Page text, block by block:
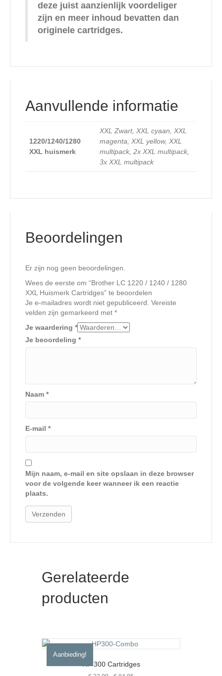
deze juist aanzienlijk voordeliger
zijn en meer inhoud bevatten dan
originele cartridges.
Aanvullende informatie
1220/1240/1280
XXL huismerk
XXL Zwart, XXL cyaan, XXL
magenta, XXL yellow, XXL
multipack, 2x XXL multipack,
3x XXL multipack
Beoordelingen
Er zijn nog geen beoordelingen.
Wees de eerste om “Brother LC 1220 / 1240 / 1280
XXL Huismerk Cartridges” te beoordelen
Je e-mailadres wordt niet gepubliceerd. Vereiste
velden zijn gemarkeerd met *
Je waardering *
Je beoordeling *
Naam *
E-mail *
Mijn naam, e-mail en site opslaan in deze browser
voor de volgende keer wanneer ik een reactie
plaats.
Gerelateerde
producten
Aanbieding!
HP 300 Cartridges